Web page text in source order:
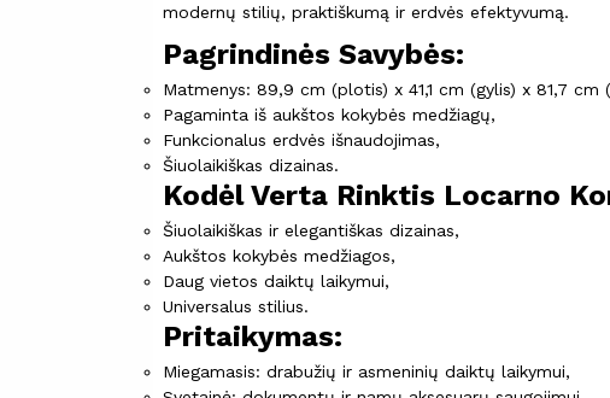
modernų stilių, praktiškumą ir erdvės efektyvumą.
Pagrindinės Savybės:
Matmenys: 89,9 cm (plotis) x 41,1 cm (gylis) x 81,7 cm
Pagaminta iš aukštos kokybės medžiagų,
Funkcionalus erdvės išnaudojimas,
Šiuolaikiškas dizainas.
Kodėl Verta Rinktis Locarno
Šiuolaikiškas ir elegantiškas dizainas,
Aukštos kokybės medžiagos,
Daug vietos daiktų laikymui,
Universalus stilius.
Pritaikymas:
Miegamasis: drabužių ir asmeninių daiktų laikymui,